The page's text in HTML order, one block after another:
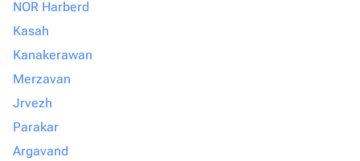
NOR Harberd
Kasah
Kanakerawan
Merzavan
Jrvezh
Parakar
Argavand